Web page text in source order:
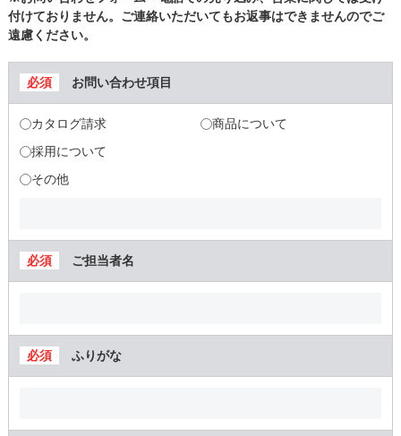
付けておりません。ご連絡いただいてもお返事はできませんのでご
遠慮ください。
お問い合わせ項目
カタログ請求
商品について
採用について
その他
ご担当者名
ふりがな